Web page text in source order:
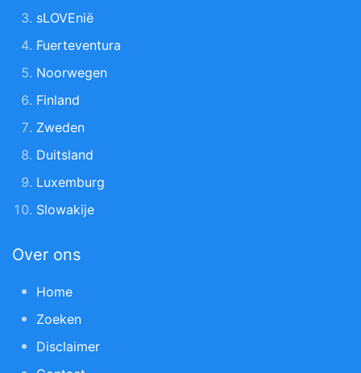
sLOVEnië
Fuerteventura
Noorwegen
Finland
Zweden
Duitsland
Luxemburg
Slowakije
Over ons
Home
Zoeken
Disclaimer